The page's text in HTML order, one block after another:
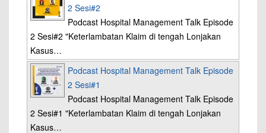
2 Sesi#2
Podcast Hospital Management Talk Episode
2 Sesi#2 "Keterlambatan Klaim di tengah Lonjakan
Kasus…
Podcast Hospital Management Talk Episode
2 Sesi#1
Podcast Hospital Management Talk Episode
2 Sesi#1 "Keterlambatan Klaim di tengah Lonjakan
Kasus…